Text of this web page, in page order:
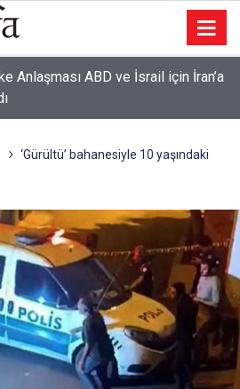
Anlaşması ABD ve İsrail için İran’a
‘Gürültü’ bahanesiyle 10 yaşındaki